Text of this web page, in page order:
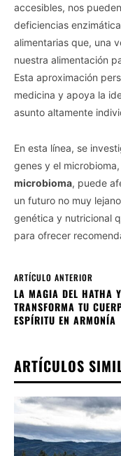
accesibles, nos
deficiencias
alimentarias que, una
nuestra alimentación
Esta aproximación
medicina y apoya la
asunto altamente
En esta línea, se
genes y el
microbioma, puede
un futuro no muy
genética y nutricional
para ofrecer
ARTÍCULO ANTERIOR
LA MAGIA DEL HATHA
TRANSFORMA TU
ESPÍRITU EN ARMONÍA
ARTÍCULOS